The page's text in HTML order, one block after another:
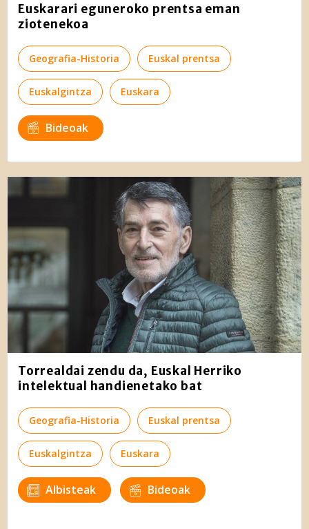
Euskarari eguneroko prentsa eman
ziotenekoa
Geografia-Historia Euskal prentsa
Euskalgintza Euskara
Bideoak
Torrealdai zendu da, Euskal Herriko
intelektual handienetako bat
Geografia-Historia Euskal prentsa
Euskalgintza Euskara
Albisteak Bideoak